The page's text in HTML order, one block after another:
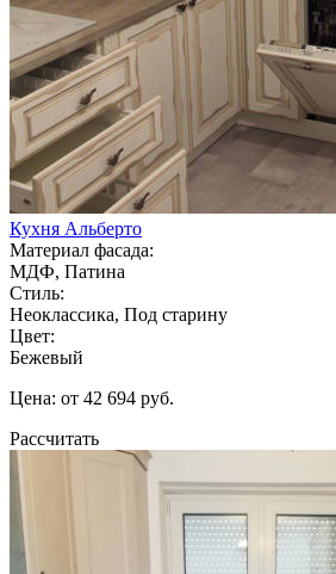
Кухня Альберто
Материал фасада:
МДФ, Патина
Стиль:
Неоклассика, Под старину
Цвет:
Бежевый
Цена: от 42 694 руб.
Рассчитать